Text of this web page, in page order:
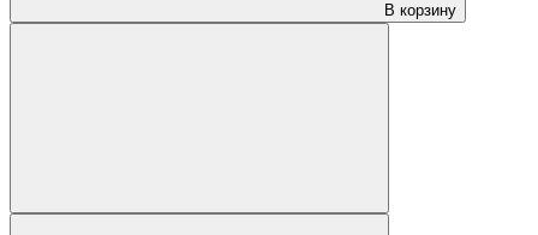
В корзину